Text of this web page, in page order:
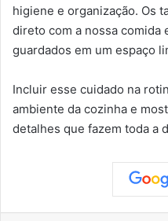
higiene e organização. Os
direto com a nossa comida
guardados em um espaço
Incluir esse cuidado na
ambiente da cozinha e
detalhes que fazem toda a